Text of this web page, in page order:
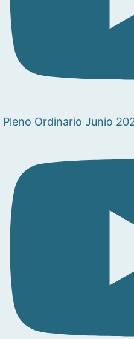
Pleno Ordinario Junio